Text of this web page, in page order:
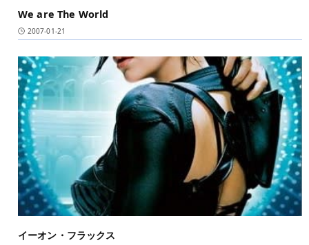
We are The World
2007-01-21
イーオン・フラックス